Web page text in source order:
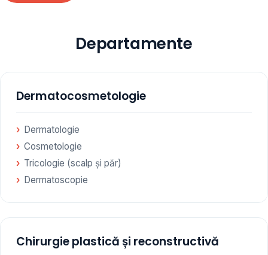
Departamente
Dermatocosmetologie
Dermatologie
Cosmetologie
Tricologie (scalp și păr)
Dermatoscopie
Chirurgie plastică și reconstructivă